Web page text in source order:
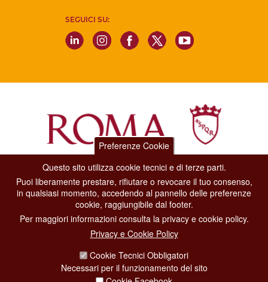
SEGUICI SU:
Dipartimento Grandi Eventi, Sport, Turismo e Moda.
Via di San Basilio, 51
00187 Roma
CONTACT CENTER TEL. 06 06 08
CONTATTA LA REDAZIONE
Preferenze Cookie
Questo sito utilizza cookie tecnici e di terze parti.
Puoi liberamente prestare, rifiutare o revocare il tuo consenso,
in qualsiasi momento, accedendo al pannello delle preferenze
cookie, raggiungibile dal footer.
Per maggiori informazioni consulta la privacy e cookie policy.
Privacy e Cookie Policy
Cookie Tecnici Obbligatori
Necessari per il funzionamento del sito